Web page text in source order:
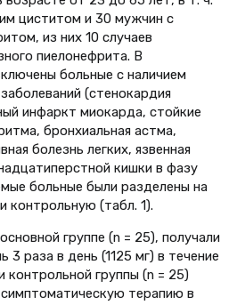
циститом и 30 мужчин с
из них 10 случаев
пиелонефрита. В
больные с наличием
(стенокардия
инфаркт миокарда, стойкие
бронхиальная астма,
болезнь легких, язвенная
кишки в фазу
больные были разделены на
контрольную (табл. 1).
группе (n = 25), получали
раза в день (1125 мг) в течение
контрольной группы (n = 25)
терапию в